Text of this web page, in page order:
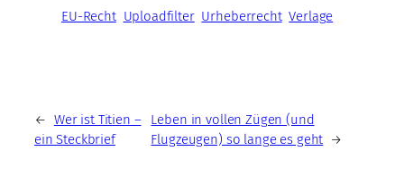
EU-Recht Uploadfilter Urheberrecht Verlage
← Wer ist Titien –
ein Steckbrief
Leben in vollen Zügen (und
Flugzeugen) so lange es geht →